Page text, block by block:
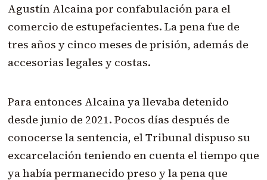
Agustín Alcaina por confabulación para el
comercio de estupefacientes. La pena fue de
tres años y cinco meses de prisión, además de
accesorias legales y costas.
Para entonces Alcaina ya llevaba detenido
desde junio de 2021. Pocos días después de
conocerse la sentencia, el Tribunal dispuso su
excarcelación teniendo en cuenta el tiempo que
ya había permanecido preso y la pena que